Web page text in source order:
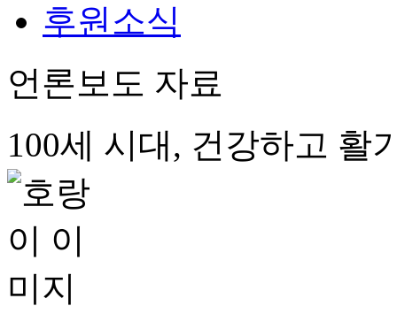
후원소식
언론보도 자료
100세 시대, 건강하고 활